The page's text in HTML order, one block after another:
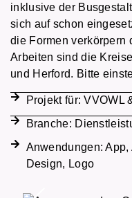
inklusive der
sich auf schon
die Formen verkörpern
Arbeiten sind die
und Herford. Bitte
Projekt für:VVOWL
Branche:
Anwendungen:App,
Design, Logo